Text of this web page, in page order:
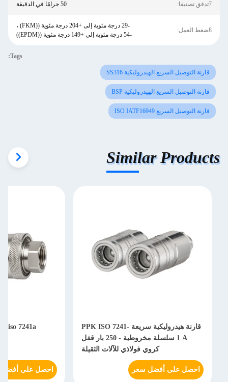
7تدفق تصنيفا: 50 جرامًا في الدقيقة
8ضغط العمل:
-29 درجة مئوية إلى +204 درجة مئوية ((FKM) ،
-54 درجة مئوية إلى +149 درجة مئوية ((EPDM))
Tags:
قارنة التوصيل السريع الهيدروليكية SS316
قارنة التوصيل السريع الهيدروليكية BSP
قارنة التوصيل السريع ISO IATF16949
Similar Products
قارنة هيدروليكية سريعة PPK ISO 7241-
1 A سلسلة مخروطية - 250 بار قفل
كروي فولاذي للآلات الثقيلة
احصل على أفضل سعر احصل على